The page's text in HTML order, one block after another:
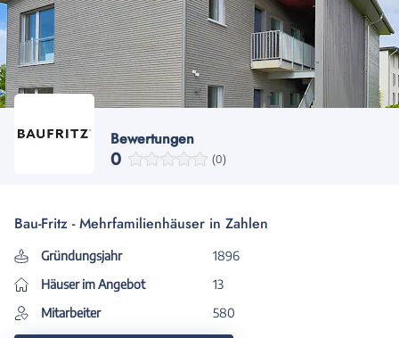
Bewertungen
0 (0)
Bau-Fritz - Mehrfamilienhäuser in Zahlen
Gründungsjahr
1896
Häuser im Angebot
13
Mitarbeiter
580